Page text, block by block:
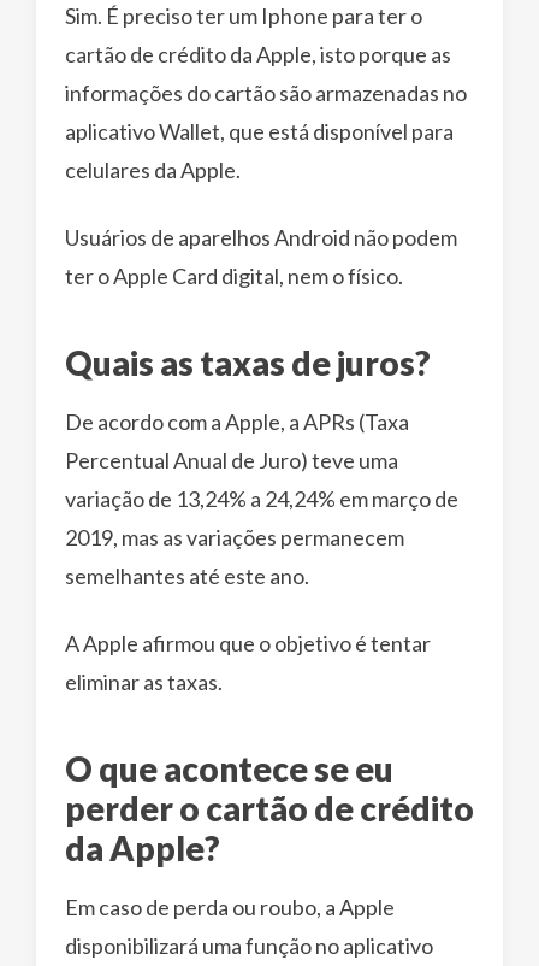
Sim. É preciso ter um Iphone para ter o
cartão de crédito da Apple, isto porque as
informações do cartão são armazenadas no
aplicativo Wallet, que está disponível para
celulares da Apple.
Usuários de aparelhos Android não podem
ter o Apple Card digital, nem o físico.
Quais as taxas de juros?
De acordo com a Apple, a APRs (Taxa
Percentual Anual de Juro) teve uma
variação de 13,24% a 24,24% em março de
2019, mas as variações permanecem
semelhantes até este ano.
A Apple afirmou que o objetivo é tentar
eliminar as taxas.
O que acontece se eu
perder o cartão de crédito
da Apple?
Em caso de perda ou roubo, a Apple
disponibilizará uma função no aplicativo